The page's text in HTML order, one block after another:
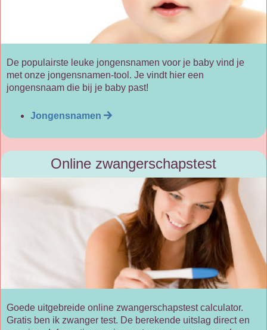
De populairste leuke jongensnamen voor je baby vind je
met onze jongensnamen-tool. Je vindt hier een
jongensnaam die bij je baby past!
Jongensnamen
Online zwangerschapstest
Goede uitgebreide online zwangerschapstest calculator.
Gratis ben ik zwanger test. De berekende uitslag direct en